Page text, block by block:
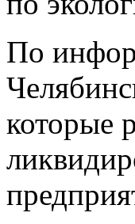
По
которые